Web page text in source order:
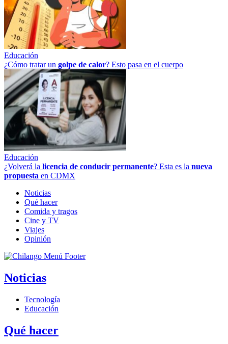
Educación
¿Cómo tratar un golpe de calor? Esto pasa en el cuerpo
Educación
¿Volverá la licencia de conducir permanente? Esta es la nueva
propuesta en CDMX
Noticias
Qué hacer
Comida y tragos
Cine y TV
Viajes
Opinión
Noticias
Tecnología
Educación
Qué hacer